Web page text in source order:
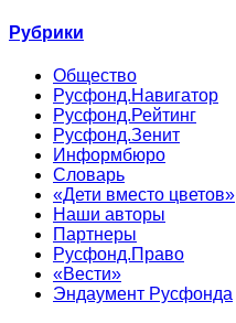
Рубрики
Общество
Русфонд.Навигатор
Русфонд.Рейтинг
Русфонд.Зенит
Информбюро
Словарь
«Дети вместо цветов»
Наши авторы
Партнеры
Русфонд.Право
«Вести»
Эндаумент Русфонда